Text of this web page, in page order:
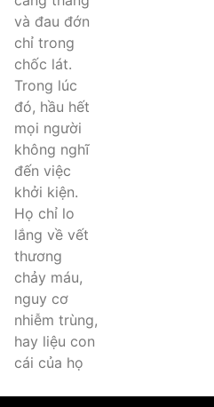
và đau đớn
chỉ trong
chốc lát.
Trong lúc
đó, hầu hết
mọi người
không nghĩ
đến việc
khởi kiện.
Họ chỉ lo
lắng về vết
thương
chảy máu,
nguy cơ
nhiễm trùng,
hay liệu con
cái của họ